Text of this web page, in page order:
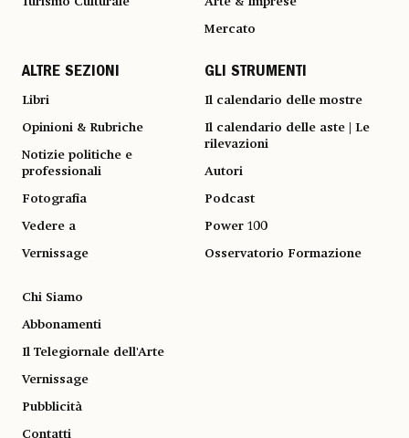
Mercato
ALTRE SEZIONI
Libri
Opinioni & Rubriche
Notizie politiche e
professionali
Fotografia
Vedere a
Vernissage
GLI STRUMENTI
Il calendario delle mostre
Il calendario delle aste | Le
rilevazioni
Autori
Podcast
Power 100
Osservatorio Formazione
Chi Siamo
Abbonamenti
Il Telegiornale dell'Arte
Vernissage
Pubblicità
Contatti